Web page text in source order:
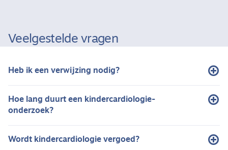
Veelgestelde vragen
Heb ik een verwijzing nodig?
Hoe lang duurt een kindercardiologie-
onderzoek?
Wordt kindercardiologie vergoed?